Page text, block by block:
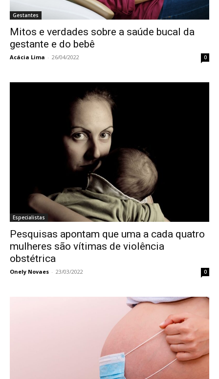
Gestantes
Mitos e verdades sobre a saúde bucal da
gestante e do bebê
Acácia Lima - 26/04/2022 0
Especialistas
Pesquisas apontam que uma a cada quatro
mulheres são vítimas de violência
obstétrica
Onely Novaes - 23/03/2022 0